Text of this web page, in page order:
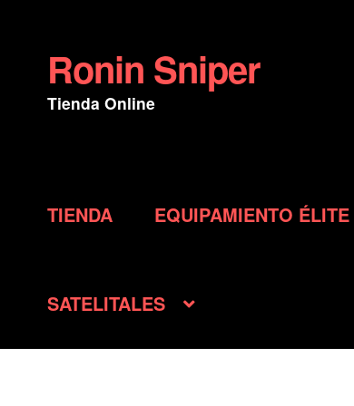
Ir
a
la
Ir
al
contenido
Ronin Sniper
Tienda Online
TIENDA EQUIPAMIENTO ÉLITE
SATELITALES